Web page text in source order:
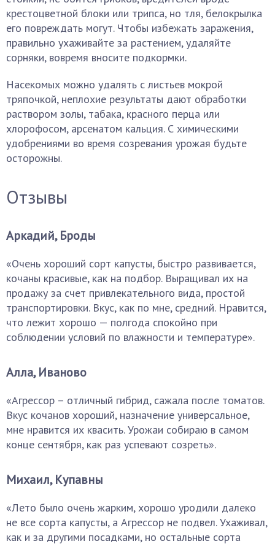
крестоцветной блоки или трипса, но тля, белокрылка
его повреждать могут. Чтобы избежать заражения,
правильно ухаживайте за растением, удаляйте
сорняки, вовремя вносите подкормки.
Насекомых можно удалять с листьев мокрой
тряпочкой, неплохие результаты дают обработки
раствором золы, табака, красного перца или
хлорофосом, арсенатом кальция. С химическими
удобрениями во время созревания урожая будьте
осторожны.
Отзывы
Аркадий, Броды
«Очень хороший сорт капусты, быстро развивается,
кочаны красивые, как на подбор. Выращивал их на
продажу за счет привлекательного вида, простой
транспортировки. Вкус, как по мне, средний. Нравится,
что лежит хорошо — полгода спокойно при
соблюдении условий по влажности и температуре».
Алла, Иваново
«Агрессор – отличный гибрид, сажала после томатов.
Вкус кочанов хороший, назначение универсальное,
мне нравится их квасить. Урожаи собираю в самом
конце сентября, как раз успевают созреть».
Михаил, Купавны
«Лето было очень жарким, хорошо уродили далеко
не все сорта капусты, а Агрессор не подвел. Ухаживал,
как и за другими посадками, но остальные сорта